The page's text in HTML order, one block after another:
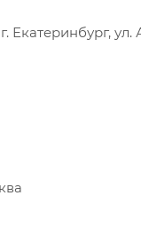
Екатеринбург,